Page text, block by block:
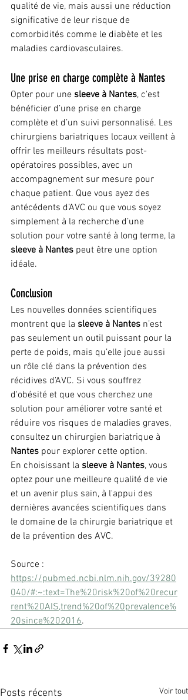
qualité de vie, mais aussi une réduction
significative de leur risque de
comorbidités comme le diabète et les
maladies cardiovasculaires.
Une prise en charge complète à Nantes
Opter pour une sleeve à Nantes, c'est
bénéficier d’une prise en charge
complète et d’un suivi personnalisé. Les
chirurgiens bariatriques locaux veillent à
offrir les meilleurs résultats post-
opératoires possibles, avec un
accompagnement sur mesure pour
chaque patient. Que vous ayez des
antécédents d’AVC ou que vous soyez
simplement à la recherche d’une
solution pour votre santé à long terme, la
sleeve à Nantes peut être une option
idéale.
Conclusion
Les nouvelles données scientifiques
montrent que la sleeve à Nantes n’est
pas seulement un outil puissant pour la
perte de poids, mais qu’elle joue aussi
un rôle clé dans la prévention des
récidives d’AVC. Si vous souffrez
d'obésité et que vous cherchez une
solution pour améliorer votre santé et
réduire vos risques de maladies graves,
consultez un chirurgien bariatrique à
Nantes pour explorer cette option.
En choisissant la sleeve à Nantes, vous
optez pour une meilleure qualité de vie
et un avenir plus sain, à l'appui des
dernières avancées scientifiques dans
le domaine de la chirurgie bariatrique et
de la prévention des AVC.
Source :
https://pubmed.ncbi.nlm.nih.gov/39280
040/#:~:text=The%20risk%20of%20recur
rent%20AIS,trend%20of%20prevalence%
20since%202016.
Posts récents Voir tout